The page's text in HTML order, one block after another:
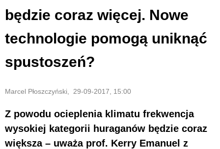
będzie coraz więcej. Nowe
technologie pomogą uniknąć
spustoszeń?
Marcel Płoszczyński, 29-09-2017, 15:00
Z powodu ocieplenia klimatu frekwencja
wysokiej kategorii huraganów będzie coraz
większa – uważa prof. Kerry Emanuel z